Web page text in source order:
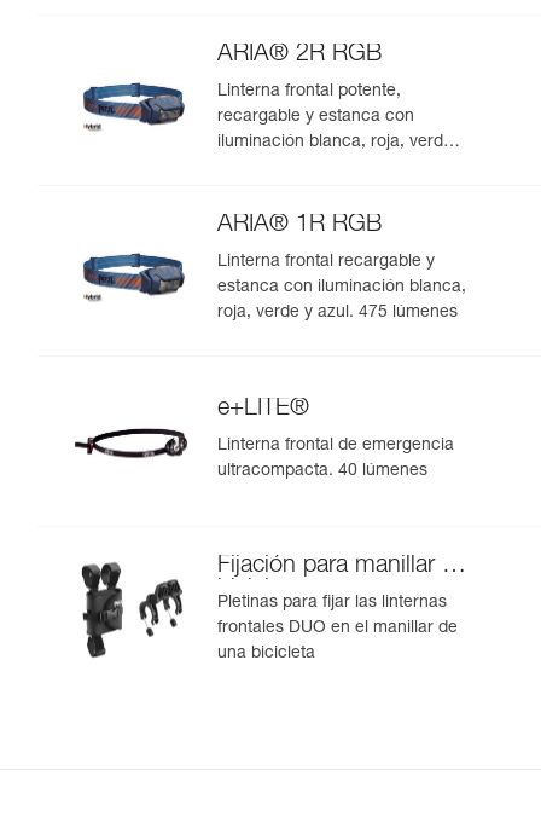
ARIA® 2R RGB
Linterna frontal potente,
recargable y estanca con
iluminación blanca, roja, verde y
ARIA® 1R RGB
Linterna frontal recargable y
estanca con iluminación blanca,
roja, verde y azul. 475 lúmenes
e+LITE®
Linterna frontal de emergencia
ultracompacta. 40 lúmenes
Fijación para manillar de
bicicleta
Pletinas para fijar las linternas
frontales DUO en el manillar de
una bicicleta